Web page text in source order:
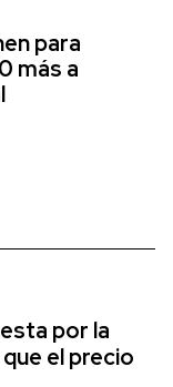
para
más a
por la
el precio